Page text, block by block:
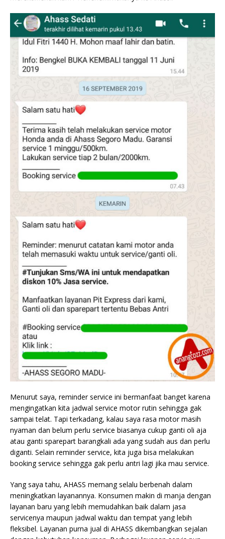
Menurut saya, reminder service ini bermanfaat banget karena
mengingatkan kita jadwal service motor rutin sehingga gak
sampai telat. Tapi terkadang, kalau saya rasa motor masih
nyaman dan belum perlu service biasanya cukup ganti oli aja
atau ganti sparepart barangkali ada yang sudah aus dan perlu
diganti. Selain reminder service, kita juga bisa melakukan
booking service sehingga gak perlu antri lagi jika mau service.
Yang saya tahu, AHASS memang selalu berbenah dalam
meningkatkan layanannya. Konsumen makin di manja dengan
layanan baru yang lebih memudahkan baik dalam jasa
servicenya maupun jadwal waktu dan tempat yang lebih
fleksibel. Layanan purna jual di AHASS dikembangkan sejalan